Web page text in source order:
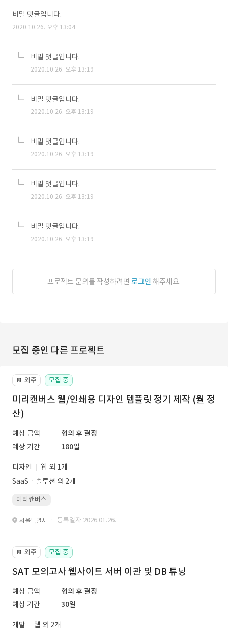
비밀 댓글입니다.
2020.10.26. 오후 13:04
비밀 댓글입니다.
2020.10.26. 오후 13:19
비밀 댓글입니다.
2020.10.26. 오후 13:19
비밀 댓글입니다.
2020.10.26. 오후 13:19
비밀 댓글입니다.
2020.10.26. 오후 13:19
비밀 댓글입니다.
2020.10.26. 오후 13:19
프로젝트 문의를 작성하려면 로그인 해주세요.
모집 중인 다른 프로젝트
📔 외주 모집 중
미리캔버스 웹/인쇄용 디자인 템플릿 정기 제작 (월 정
산)
예상 금액
협의 후 결정
예상 기간
180일
디자인
웹 외 1개
SaaSㆍ솔루션 외 2개
미리캔버스
서울특별시 · 등록일자 2026.01.26.
📔 외주 모집 중
SAT 모의고사 웹사이트 서버 이관 및 DB 튜닝
예상 금액
협의 후 결정
예상 기간
30일
개발
웹 외 2개